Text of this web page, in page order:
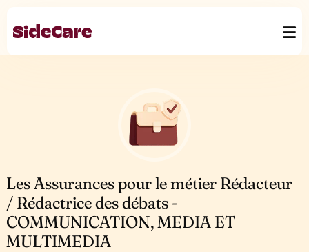
Les Assurances pour le métier Rédacteur
/ Rédactrice des débats -
COMMUNICATION, MEDIA ET
MULTIMEDIA